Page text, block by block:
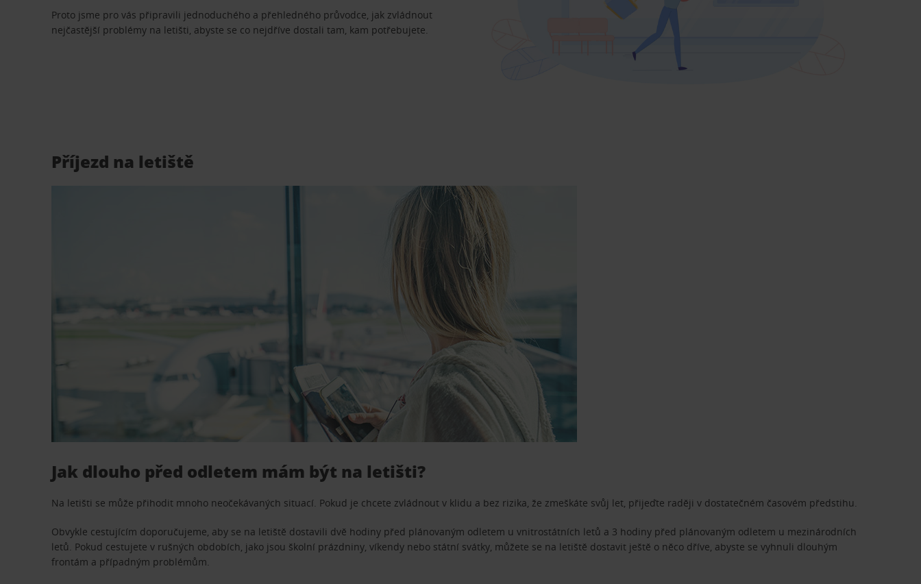
Proto jsme pro vás připravili jednoduchého a přehledného průvodce, jak zvládnout
nejčastější problémy na letišti, abyste se co nejdříve dostali tam, kam potřebujete.
Příjezd na letiště
Jak dlouho před odletem mám být na letišti?
Na letišti se může přihodit mnoho neočekávaných situací. Pokud je chcete zvládnout v klidu a bez rizika, že zmeškáte svůj let, přijeďte raději v dostatečném časovém předstihu.
Obvykle cestujícím doporučujeme, aby se na letiště dostavili dvě hodiny před plánovaným odletem u vnitrostátních letů a 3 hodiny před plánovaným odletem u mezinárodních
letů. Pokud cestujete v rušných obdobích, jako jsou školní prázdniny, víkendy nebo státní svátky, můžete se na letiště dostavit ještě o něco dříve, abyste se vyhnuli dlouhým
frontám a případným problémům.